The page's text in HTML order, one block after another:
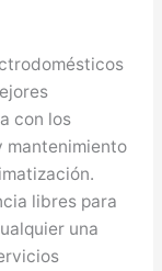
con los
mantenimiento
libres para
una